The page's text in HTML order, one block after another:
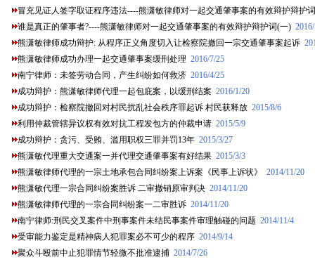
冒充见证人签字取证程序违法----熊潇敏律师对一起交通肇事案的有效辩护辩护
谁是真正的肇事者?----熊潇敏律师对一起交通肇事案的有效辩护辩护词(一)
熊潇敏律师成功辩护: 从程序正义角度切入让检察院撤回一宗交通肇事案起诉
熊潇敏律师成功办理一起交通肇事案缓刑处理 2016/7/25
南宁律师：未签劳动合同，产生纠纷如何救济 2016/4/25
成功辩护：熊潇敏律师代理一起包庇案，以缓刑结案 2016/1/20
成功辩护：检察院撤回对村民扰乱社会秩序罪起诉 村民获释放 2015/8/6
利用仲裁管辖异议权有效对抗工程发包方的仲裁申请 2015/5/9
成功辩护：贪污、受贿、滥用职权三罪并罚13年 2015/3/27
熊潇敏代理重大交通案一并代理交通肇事案有好结果 2015/3/3
熊潇敏律师代理的一宗土地承包合同纠纷案上诉案《民事上诉状》
2014/11/20
熊潇敏代理一宗合同纠纷案胜诉 二审撤销原审判决 2014/11/20
熊潇敏律师代理的一宗合同纠纷案一二审胜诉 2014/11/20
南宁律师:刑民交叉案件中刑事案件未结民事案件审理触碰的问题 2014/11/4
受审能力鉴定是精神病人犯罪案必不可少的程序 2014/9/14
聚众斗殴前中止犯罪情节轻微不批准逮捕 2014/7/26